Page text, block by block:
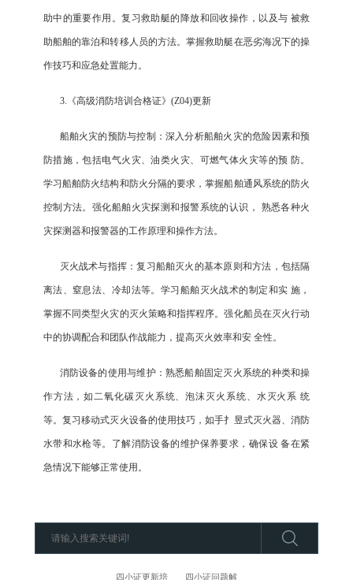
助中的重要作用。复习救助艇的降放和回收操作，以及与 被救
助船舶的靠泊和转移人员的方法。掌握救助艇在恶劣海况下的操
作技巧和应急处置能力。
3.《高级消防培训合格证》(Z04)更新
船舶火灾的预防与控制：深入分析船舶火灾的危险因素和预
防措施，包括电气火灾、油类火灾、可燃气体火灾等的预 防。
学习船舶防火结构和防火分隔的要求，掌握船舶通风系统的防火
控制方法。强化船舶火灾探测和报警系统的认识， 熟悉各种火
灾探测器和报警器的工作原理和操作方法。
灭火战术与指挥：复习船舶灭火的基本原则和方法，包括隔
离法、窒息法、冷却法等。学习船舶灭火战术的制定和实 施，
掌握不同类型火灾的灭火策略和指挥程序。强化船员在灭火行动
中的协调配合和团队作战能力，提高灭火效率和安 全性。
消防设备的使用与维护：熟悉船舶固定灭火系统的种类和操
作方法，如二氧化碳灭火系统、泡沫灭火系统、水灭火系 统
等。复习移动式灭火设备的使用技巧，如手扌昱式灭火器、消防
水带和水枪等。了解消防设备的维护保养要求，确保设 备在紧
急情况下能够正常使用。
四小证更新培 四小证问题解